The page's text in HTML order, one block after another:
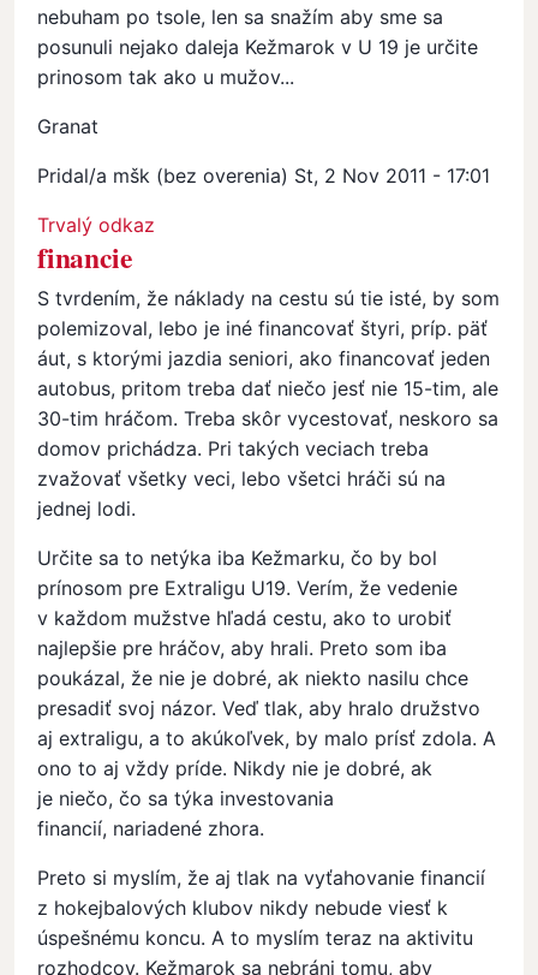
nebuham po tsole, len sa snažím aby sme sa
posunuli nejako daleja Kežmarok v U 19 je určite
prinosom tak ako u mužov...
Granat
Pridal/a mšk (bez overenia) St, 2 Nov 2011 - 17:01
In reply toHm...
Trvalý odkaz
financie
S tvrdením, že náklady na cestu sú tie isté, by som
polemizoval, lebo je iné financovať štyri, príp. päť
áut, s ktorými jazdia seniori, ako financovať jeden
autobus, pritom treba dať niečo jesť nie 15-tim, ale
30-tim hráčom. Treba skôr vycestovať, neskoro sa
domov prichádza. Pri takých veciach treba
zvažovať všetky veci, lebo všetci hráči sú na
jednej lodi.
Určite sa to netýka iba Kežmarku, čo by bol
prínosom pre Extraligu U19. Verím, že vedenie
v každom mužstve hľadá cestu, ako to urobiť
najlepšie pre hráčov, aby hrali. Preto som iba
poukázal, že nie je dobré, ak niekto nasilu chce
presadiť svoj názor. Veď tlak, aby hralo družstvo
aj extraligu, a to akúkoľvek, by malo prísť zdola. A
ono to aj vždy príde. Nikdy nie je dobré, ak
je niečo, čo sa týka investovania
financií, nariadené zhora.
Preto si myslím, že aj tlak na vyťahovanie financií
z hokejbalových klubov nikdy nebude viesť k
úspešnému koncu. A to myslím teraz na aktivitu
rozhodcov. Kežmarok sa nebráni tomu, aby